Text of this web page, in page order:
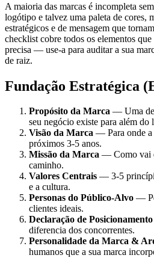
A maioria das marcas é incompleta
logótipo e talvez uma paleta de cores,
estratégicos e de mensagem que
checklist cobre todos os elementos
precisa — use-a para auditar a sua
de raiz.
Fundação Estratégica
Propósito da Marca — Uma
seu negócio existe para além do
Visão da Marca — Para onde a
próximos 3-5 anos.
Missão da Marca — Como vai
caminho.
Valores Centrais — 3-5
e a cultura.
Personas do Público-Alvo —
clientes ideais.
Declaração de
diferencia dos concorrentes.
Personalidade da Marca &
humanos que a sua marca